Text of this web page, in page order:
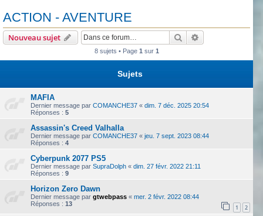
ACTION - AVENTURE
Nouveau sujet Rechercher
8 sujets • Page 1 sur 1
Sujets
MAFIA
Dernier message par COMANCHE37 « dim. 7 déc. 2025 20:54
Réponses : 5
Assassin's Creed Valhalla
Dernier message par COMANCHE37 « jeu. 7 sept. 2023 08:44
Réponses : 4
Cyberpunk 2077 PS5
Dernier message par SupraDolph « dim. 27 févr. 2022 21:11
Réponses : 9
Horizon Zero Dawn
Dernier message par gtwebpass « mer. 2 févr. 2022 08:44
Réponses : 13 1 2